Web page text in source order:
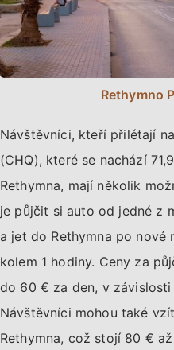
Rethymno
Návštěvníci, kteří přilétají
(CHQ), které se nachází
Rethymna, mají několik
je půjčit si auto od jedné z
a jet do Rethymna po nové
kolem 1 hodiny. Ceny za
do 60 € za den, v
Návštěvníci mohou také
Rethymna, což stojí 80 €